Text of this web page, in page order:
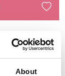
About